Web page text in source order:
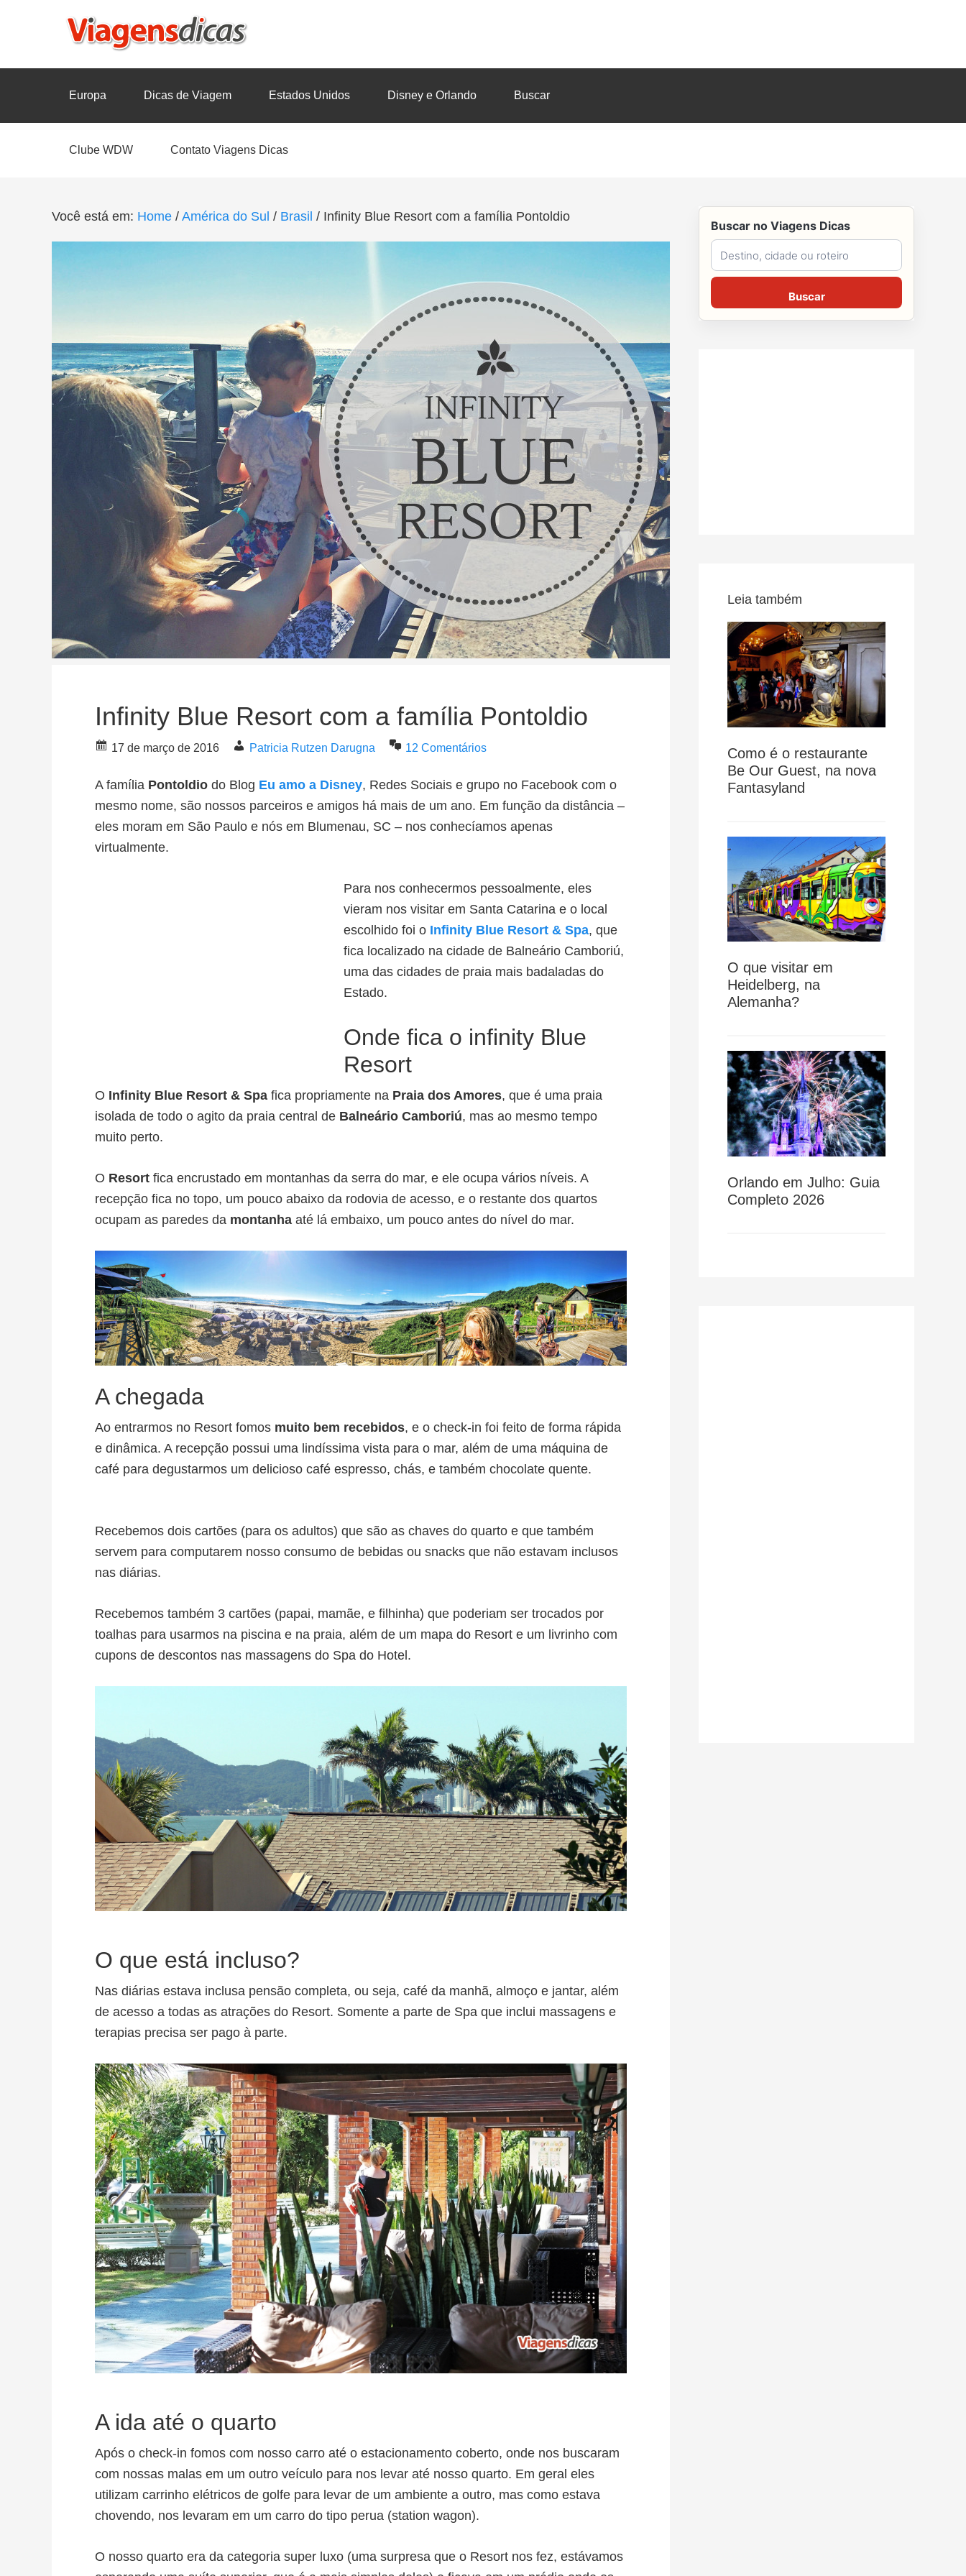
Europa Dicas de Viagem Estados Unidos Disney e Orlando Buscar
Clube WDW Contato Viagens Dicas
Você está em: Home / América do Sul / Brasil / Infinity Blue Resort com a família Pontoldio
Infinity Blue Resort com a família Pontoldio
17 de março de 2016 Patricia Rutzen Darugna 12 Comentários
A família Pontoldio do Blog Eu amo a Disney, Redes Sociais e grupo no Facebook com o
mesmo nome, são nossos parceiros e amigos há mais de um ano. Em função da distância –
eles moram em São Paulo e nós em Blumenau, SC – nos conhecíamos apenas
virtualmente.
Para nos conhecermos pessoalmente, eles
vieram nos visitar em Santa Catarina e o local
escolhido foi o Infinity Blue Resort & Spa, que
fica localizado na cidade de Balneário Camboriú,
uma das cidades de praia mais badaladas do
Estado.
Onde fica o infinity Blue
Resort
O Infinity Blue Resort & Spa fica propriamente na Praia dos Amores, que é uma praia
isolada de todo o agito da praia central de Balneário Camboriú, mas ao mesmo tempo
muito perto.
O Resort fica encrustado em montanhas da serra do mar, e ele ocupa vários níveis. A
recepção fica no topo, um pouco abaixo da rodovia de acesso, e o restante dos quartos
ocupam as paredes da montanha até lá embaixo, um pouco antes do nível do mar.
A chegada
Ao entrarmos no Resort fomos muito bem recebidos, e o check-in foi feito de forma rápida
e dinâmica. A recepção possui uma lindíssima vista para o mar, além de uma máquina de
café para degustarmos um delicioso café espresso, chás, e também chocolate quente.
Recebemos dois cartões (para os adultos) que são as chaves do quarto e que também
servem para computarem nosso consumo de bebidas ou snacks que não estavam inclusos
nas diárias.
Recebemos também 3 cartões (papai, mamãe, e filhinha) que poderiam ser trocados por
toalhas para usarmos na piscina e na praia, além de um mapa do Resort e um livrinho com
cupons de descontos nas massagens do Spa do Hotel.
O que está incluso?
Nas diárias estava inclusa pensão completa, ou seja, café da manhã, almoço e jantar, além
de acesso a todas as atrações do Resort. Somente a parte de Spa que inclui massagens e
terapias precisa ser pago à parte.
A ida até o quarto
Após o check-in fomos com nosso carro até o estacionamento coberto, onde nos buscaram
com nossas malas em um outro veículo para nos levar até nosso quarto. Em geral eles
utilizam carrinho elétricos de golfe para levar de um ambiente a outro, mas como estava
chovendo, nos levaram em um carro do tipo perua (station wagon).
O nosso quarto era da categoria super luxo (uma surpresa que o Resort nos fez, estávamos
Buscar no Viagens Dicas
Buscar no Viagens Dicas
Buscar
Leia também
Como é o restaurante
Be Our Guest, na nova
Fantasyland
O que visitar em
Heidelberg, na
Alemanha?
Orlando em Julho: Guia
Completo 2026